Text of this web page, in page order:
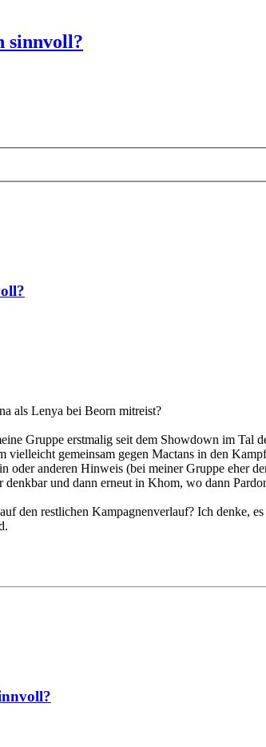
sinnvoll?
als Lenya bei Beorn mitreist?
Gruppe erstmalig seit dem Showdown im
vielleicht gemeinsam gegen Mactans in den
oder anderen Hinweis (bei meiner Gruppe eher
und dann erneut in Khom, wo dann
den restlichen Kampagnenverlauf? Ich denke,